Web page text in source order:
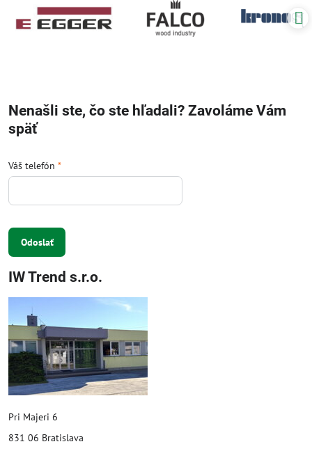
Nenašli ste, čo ste hľadali? Zavoláme Vám
späť
Váš telefón *
Odoslať
IW Trend s.r.o.
Pri Majeri 6
831 06 Bratislava